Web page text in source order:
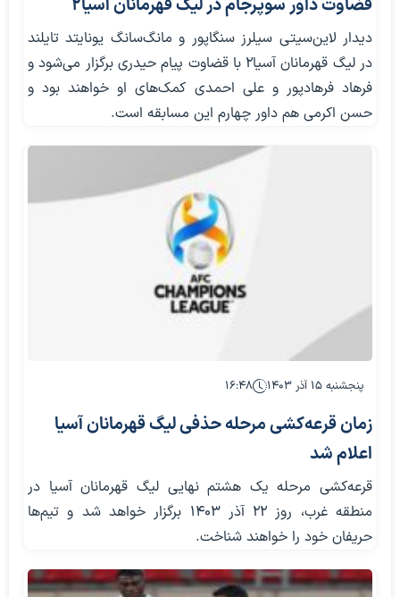
قضاوت داور سوپرجام در لیگ قهرمانان آسیا۲
دیدار لاین‌سیتی سیلرز سنگاپور و مانگ‌سانگ یونایتد تایلند
در لیگ قهرمانان آسیا۲ با قضاوت پیام حیدری برگزار می‌شود و
فرهاد فرهادپور و علی احمدی کمک‌های او‌ خواهند بود و
حسن اکرمی هم داور چهارم این مسابقه است.
پنجشنبه ۱۵ آذر ۱۴۰۳ ۱۶:۴۸
زمان قرعه‌کشی مرحله حذفی لیگ قهرمانان آسیا
اعلام شد
قرعه‌کشی مرحله یک هشتم نهایی لیگ قهرمانان آسیا در
منطقه غرب، روز 22 آذر 1403 برگزار خواهد شد و تیم‌ها
حریفان خود را خواهند شناخت.